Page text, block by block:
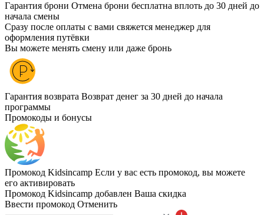
Гарантия брони Отмена брони бесплатна вплоть до 30 дней до
начала смены
Сразу после оплаты с вами свяжется менеджер для
оформления путёвки
Вы можете менять смену или даже бронь
Гарантия возврата Возврат денег за 30 дней до начала
программы
Промокоды и бонусы
Промокод Kidsincamp Если у вас есть промокод, вы можете
его активировать
Промокод Kidsincamp добавлен Ваша скидка
Ввести промокод Отменить